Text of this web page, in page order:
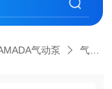
气动泵 气动隔膜泵